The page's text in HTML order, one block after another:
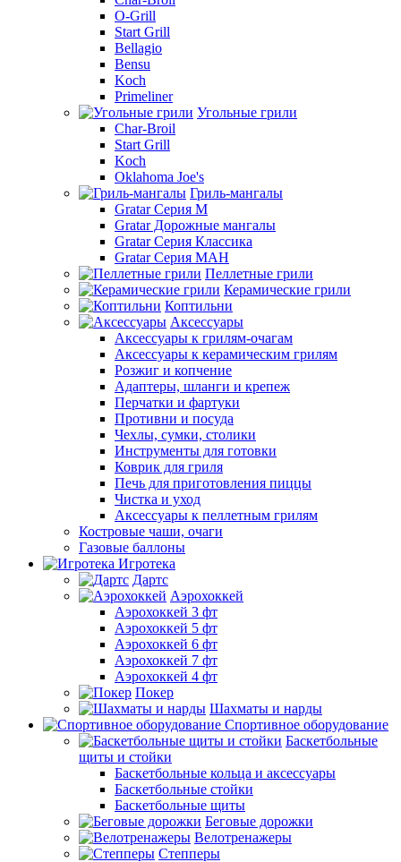
O-Grill
Start Grill
Bellagio
Bensu
Koch
Primeliner
Угольные грили
Char-Broil
Start Grill
Koch
Oklahoma Joe's
Гриль-мангалы
Gratar Серия M
Gratar Дорожные мангалы
Gratar Серия Классика
Gratar Серия МАН
Пеллетные грили
Керамические грили
Коптильни
Аксессуары
Аксессуары к грилям-очагам
Аксессуары к керамическим грилям
Розжиг и копчение
Адаптеры, шланги и крепеж
Перчатки и фартуки
Противни и посуда
Чехлы, сумки, столики
Инструменты для готовки
Коврик для гриля
Печь для приготовления пиццы
Чистка и уход
Аксессуары к пеллетным грилям
Костровые чаши, очаги
Газовые баллоны
Игротека
Дартс
Аэрохоккей
Аэрохоккей 3 фт
Аэрохоккей 5 фт
Аэрохоккей 6 фт
Аэрохоккей 7 фт
Аэрохоккей 4 фт
Покер
Шахматы и нарды
Спортивное оборудование
Баскетбольные
щиты и стойки
Баскетбольные кольца и аксессуары
Баскетбольные стойки
Баскетбольные щиты
Беговые дорожки
Велотренажеры
Степперы